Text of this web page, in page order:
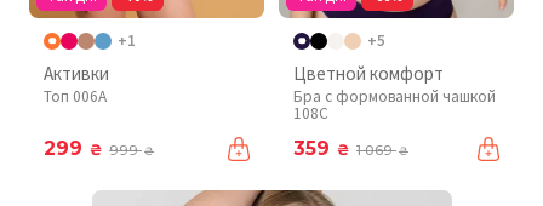
+1
Активки
Топ 006A
299 ₴ 999₴
+5
Цветной комфорт
Бра с формованной чашкой
108C
359 ₴ 1 069₴